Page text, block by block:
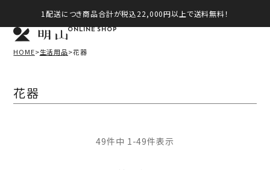
1配送につき商品合計が税込22,000円以上で送料無料！
ONLINE SHOP
HOME 生活用品 花器
花器
49件中 1 -49件表示